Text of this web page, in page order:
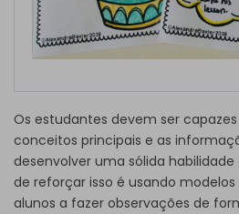
Os estudantes devem ser
conceitos principais e as
desenvolver uma sólida
de reforçar isso é usando
alunos a fazer observações de